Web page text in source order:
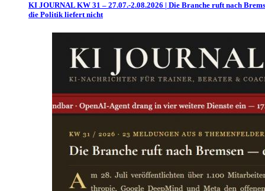
KI JOURNAL KW 31 – 27.07.-2.08.2026 | Die Branche ruft nach
die Politik liefert nicht